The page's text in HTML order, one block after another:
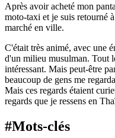
Après avoir acheté mon
moto-taxi et je suis retourné
marché en ville.
C'était très animé, avec une
d'un milieu musulman. Tout
intéressant. Mais peut-être
beaucoup de gens me
Mais ces regards étaient
regards que je ressens en
#Mots-clés